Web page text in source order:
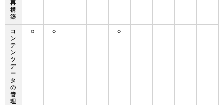
再
構
築
コ
ン
テ
ン
ツ
デ
ー
タ
の
管
理
○ ○ ○